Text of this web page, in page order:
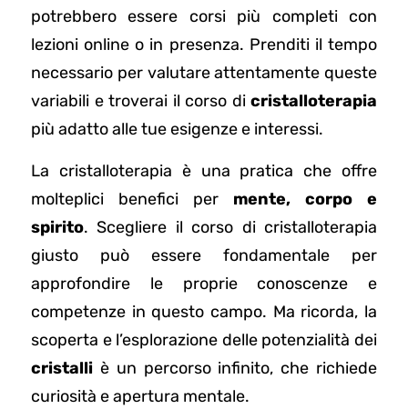
potrebbero essere corsi più completi con
lezioni online o in presenza. Prenditi il tempo
necessario per valutare attentamente queste
variabili e troverai il corso di cristalloterapia
più adatto alle tue esigenze e interessi.
La cristalloterapia è una pratica che offre
molteplici benefici per mente, corpo e
spirito. Scegliere il corso di cristalloterapia
giusto può essere fondamentale per
approfondire le proprie conoscenze e
competenze in questo campo. Ma ricorda, la
scoperta e l’esplorazione delle potenzialità dei
cristalli è un percorso infinito, che richiede
curiosità e apertura mentale.